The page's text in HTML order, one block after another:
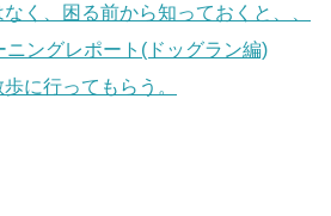
く、困る前から知っておくと、、
ニングレポート(ドッグラン編)
に行ってもらう。